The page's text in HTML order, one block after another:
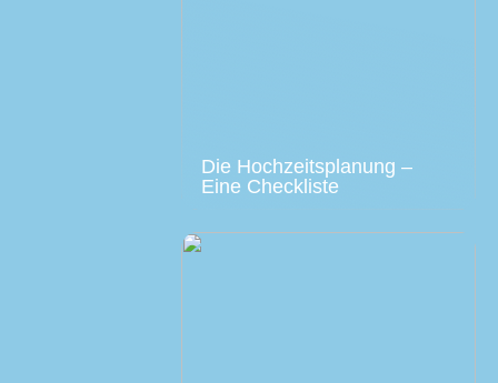
Die Hochzeitsplanung –
Eine Checkliste